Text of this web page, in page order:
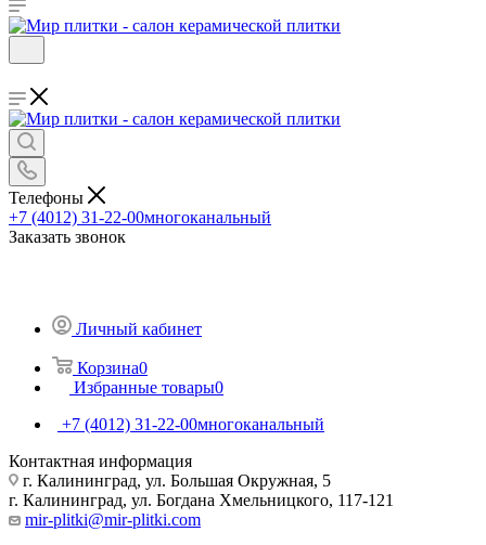
Телефоны
+7 (4012) 31-22-00многоканальный
Заказать звонок
Личный кабинет
Корзина0
Избранные товары0
+7 (4012) 31-22-00многоканальный
Контактная информация
г. Калининград, ул. Большая Окружная, 5
г. Калининград, ул. Богдана Хмельницкого, 117-121
mir-plitki@mir-plitki.com